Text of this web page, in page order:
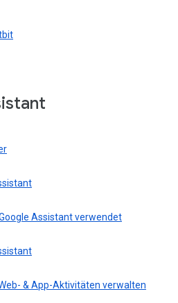
Assistant verwendet
& App-Aktivitäten verwalten